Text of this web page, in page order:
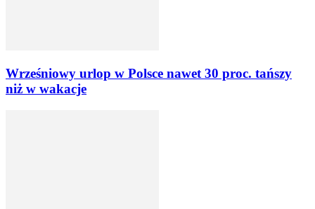
Wrześniowy urlop w Polsce nawet 30 proc. tańszy
niż w wakacje